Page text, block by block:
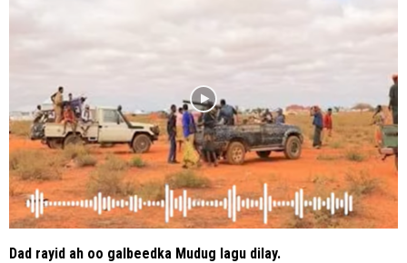
Dad rayid ah oo galbeedka Mudug lagu dilay.